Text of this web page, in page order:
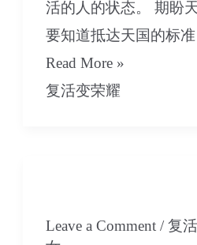
活的人的状态。 期盼
要知道抵达天国的标
10
打
集
Read More »
复活变荣耀
Leave a Comment / 复